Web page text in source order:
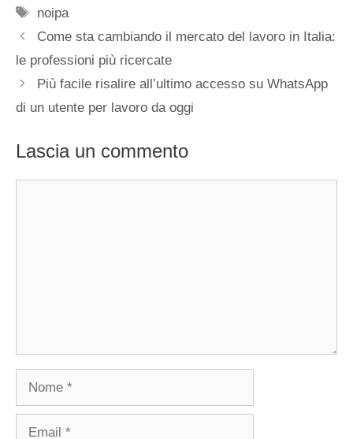
Tag
noipa
Come sta cambiando il mercato del lavoro in Italia:
le professioni più ricercate
Più facile risalire all’ultimo accesso su WhatsApp
di un utente per lavoro da oggi
Lascia un commento
Nome
Email